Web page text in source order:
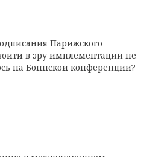
Парижского
в эру имплементации не
на Боннской конференции?